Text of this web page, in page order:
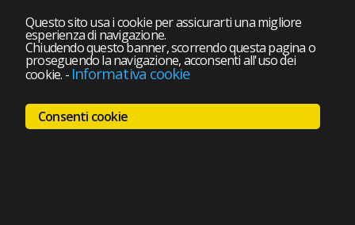
Questo sito usa i cookie per assicurarti una migliore
esperienza di navigazione.
Chiudendo questo banner, scorrendo questa pagina o
proseguendo la navigazione, acconsenti all'uso dei
cookie. - Informativa cookie
Consenti cookie